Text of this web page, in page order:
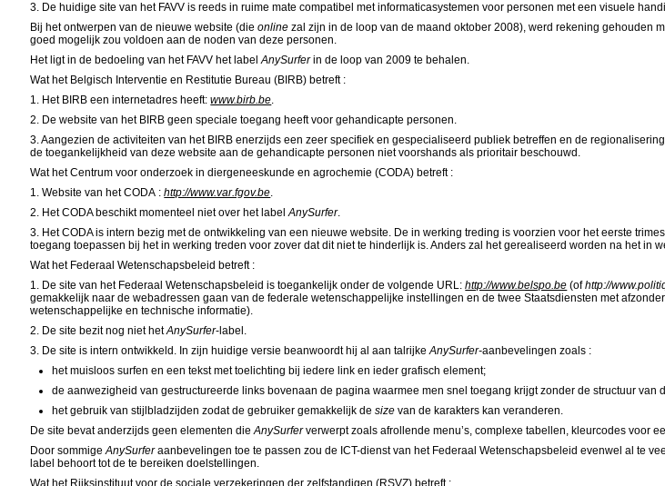
3. De huidigesite van het FAVV is reeds in ruime mate compatibel met informaticasystemen voor personen met een visuele
Bij het ontwerpen van de nieuwewebsite (dieonline zal zijn in de loop van de maand oktober 2008), werd rekening gehouden
goed mogelijk zou voldoen aan de noden van deze personen.
Het ligt in de bedoeling van het FAVV het labelAnySurferin de loop van 2009 te behalen.
Wat het Belgisch Interventie en Restitutie Bureau (BIRB) betreft :
1. Het BIRB een internetadres heeft:www.birb.be.
2. Dewebsite van het BIRB geen speciale toegang heeft voor gehandicapte personen.
3. Aangezien de activiteiten van het BIRB enerzijds een zeer specifiek en gespecialiseerd publiek betreffen en de
de toegankelijkheid van dezewebsite aan de gehandicapte personen niet voorshands als prioritair beschouwd.
Wat het Centrum voor onderzoek in diergeneeskunde en agrochemie (CODA) betreft :
1.Website van het CODA :http://www.var.fgov.be.
2. Het CODA beschikt momenteel niet over het labelAnySurfer.
3. Het CODA is intern bezig met de ontwikkeling van een nieuwewebsite. De in werking treding is voorzien voor het eerste
toegang toepassen bij het in werking treden voor zover dat dit niet te hinderlijk is. Anders zal het gerealiseerd worden na het in
Wat het Federaal Wetenschapsbeleid betreft :
1. Desite van het Federaal Wetenschapsbeleid is toegankelijk onder de volgende URL:http://www.belspo.be (ofhttp://
gemakkelijk naar de webadressen gaan van de federale wetenschappelijke instellingen en de twee Staatsdiensten met
wetenschappelijke en technische informatie).
2. Desite bezit nog niet hetAnySurfer-label.
3. Desite is intern ontwikkeld. In zijn huidige versie beanwoordt hij al aan talrijkeAnySurfer-aanbevelingen zoals :
het muisloos surfen en een tekst met toelichting bij iedere link en ieder grafisch element;
de aanwezigheid van gestructureerde links bovenaan de paginawaarmee men snel toegang krijgt zonder de structuur van
het gebruik van stijlbladzijden zodat de gebruiker gemakkelijk desize van de karakters kan veranderen.
Desite bevat anderzijds geen elementen dieAnySurferverwerpt zoals afrollende menu’s, complexe tabellen, kleurcodes voor
Doorsommige AnySurferaanbevelingen toe te passen zou de ICT-dienst van het Federaal Wetenschapsbeleid evenwel al te
label behoort tot de te bereiken doelstellingen.
Wat het Rijksinstituut voor de sociale verzekeringen der zelfstandigen (RSVZ) betreft :